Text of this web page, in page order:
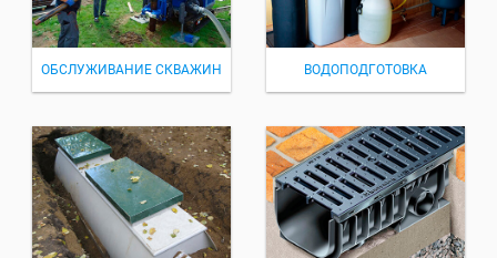
ОБСЛУЖИВАНИЕ СКВАЖИН ВОДОПОДГОТОВКА